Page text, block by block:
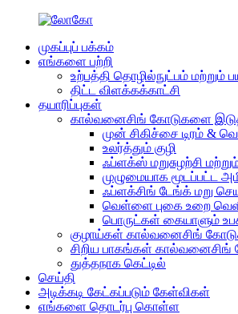
முகப்புப் பக்கம்
எங்களை பற்றி
உற்பத்தி தொழில்நுட்பம் மற்றும்
திட்ட விளக்கக்காட்சி
தயாரிப்புகள்
கால்வனைசிங் கோடுகளை
முன் சிகிச்சை டிரம் &
உலர்த்தும் குழி
ஃப்ளக்ஸ் மறுசுழற்சி
முழுமையாக மூடப்பட்ட
ஃப்ளக்சிங் டேங்க் மறு
வெள்ளை புகை உறை
பொருட்கள் கையாளும்
குழாய்கள் கால்வனைசிங்
சிறிய பாகங்கள்
துத்தநாக கெட்டில்
செய்தி
அடிக்கடி கேட்கப்படும் கேள்விகள்
எங்களை தொடர்பு கொள்ள